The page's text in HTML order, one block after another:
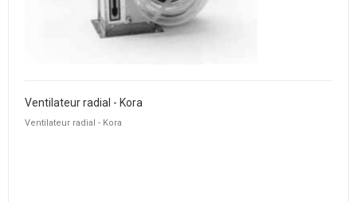
Ventilateur radial - Kora
Ventilateur radial - Kora